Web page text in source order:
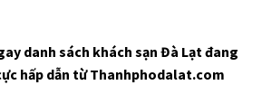
danh sách khách sạn Đà Lạt đang
hấp dẫn từ Thanhphodalat.com